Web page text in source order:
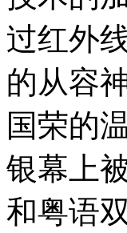
过红外
的从容
国荣的
银幕上
和粤语